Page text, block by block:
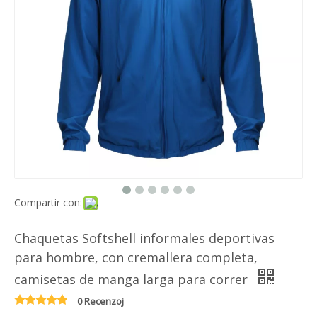
Compartir con:
Chaquetas Softshell informales deportivas
para hombre, con cremallera completa,
camisetas de manga larga para correr
0 Recenzoj